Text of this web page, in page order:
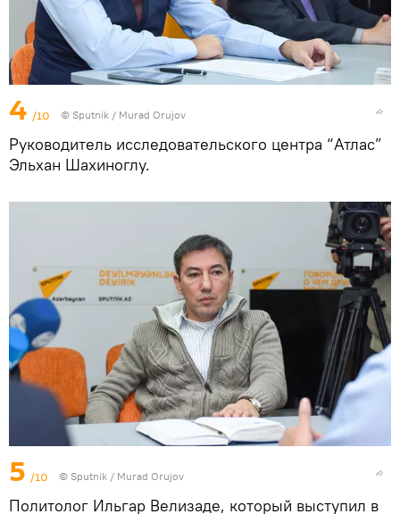
4 /10 © Sputnik / Murad Orujov
Руководитель исследовательского центра “Атлас”
Эльхан Шахиноглу.
5 /10 © Sputnik / Murad Orujov
Политолог Ильгар Велизаде, который выступил в